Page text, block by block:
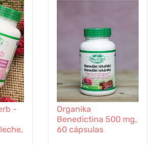
-
Organika
Benedictina 500 mg,
60 cápsulas